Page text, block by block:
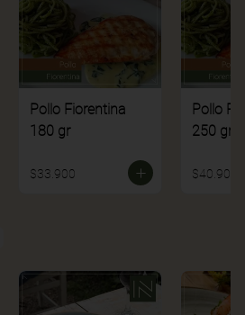
Pollo Fiorentina
180 gr
$33.900
Pollo
250 gr
$40.900